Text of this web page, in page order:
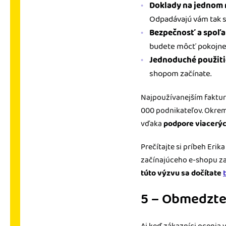
Doklady na jednom
Odpadávajú vám
Bezpečnosť a
budete môcť
Jednoduché
shopom začínate.
Najpoužívanejším
000 podnikateľov.
vďakapodpore
Prečítajte si príbeh
začínajúceho e-shopu
túto výzvu sa dočítate
5 –